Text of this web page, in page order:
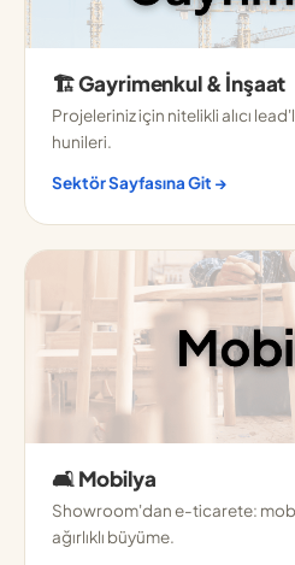
🏗️ Gayrimenkul & İnşaat
Projeleriniz için nitelikli alıcı
hunileri.
Sektör Sayfasına Git →
🛋️ Mobilya
Showroom'dan e-ticarete:
ağırlıklı büyüme.